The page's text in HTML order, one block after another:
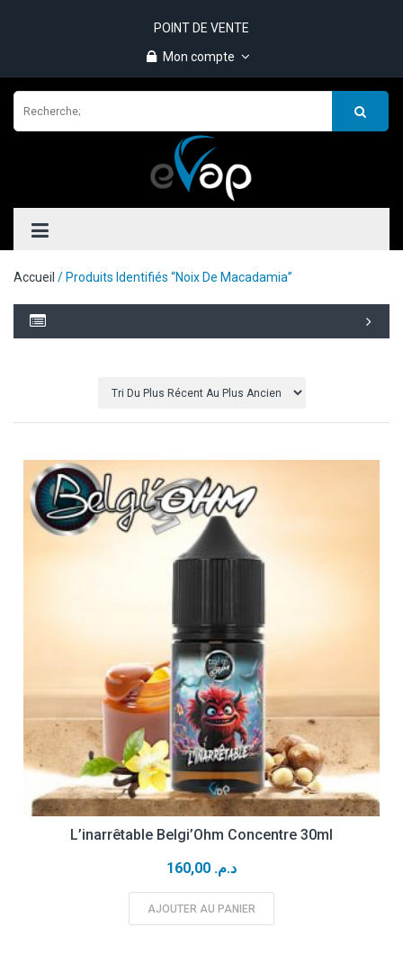
POINT DE VENTE
Mon compte
Accueil / Produits Identifiés “noix De Macadamia”
L’inarrêtable Belgi’Ohm Concentre 30ml
د.م.
AJOUTER AU PANIER